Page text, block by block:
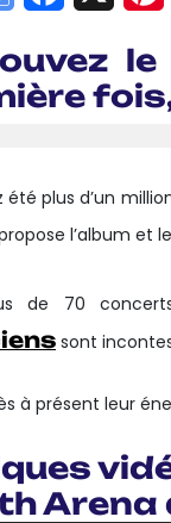
été plus d’un
l’album et le
de 70
sont
à présent leur
Arena